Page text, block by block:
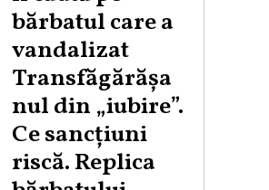
S
7
,
bărbatul care a
vandalizat
Transfăgărășa
nul din „iubire”.
Ce sancțiuni
riscă. Replica